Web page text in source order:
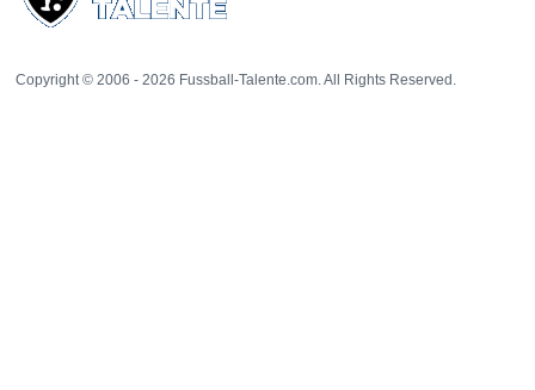
Copyright © 2006 - 2026 Fussball-Talente.com. All Rights Reserved.